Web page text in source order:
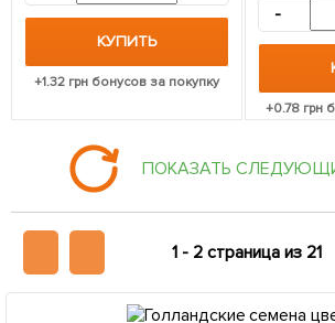
КУПИТЬ
+1.32 грн бонусов за покупку
-
+0.78 грн
ПОКАЗАТЬ
1 - 2 страница из 21